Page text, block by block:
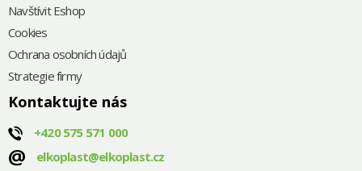
Navštívit Eshop
Cookies
Ochrana osobních údajů
Strategie firmy
Kontaktujte nás
+420575 571 000
@
elkoplast@elkoplast.cz